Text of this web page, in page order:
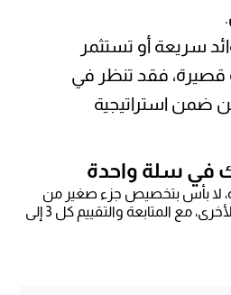
سريعة أو تستثمر
قصيرة، فقد تنظر في
ضمن استراتيجية
لا بأس بتخصيص جزء صغير من
محفظتك لتجربة الطريقة الأخرى، مع المتابعة والتقييم كل 3 إلى